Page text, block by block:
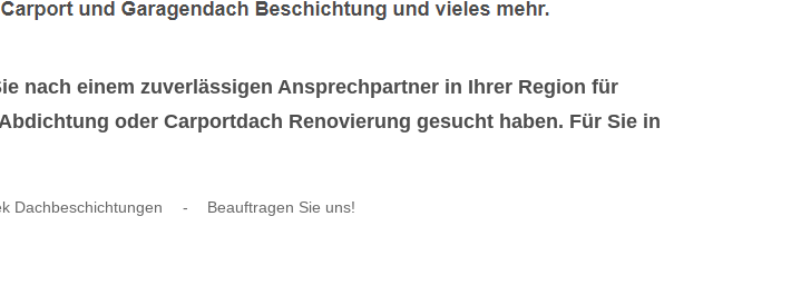
nach einem zuverlässigen Ansprechpartner in Ihrer Region für
oder Carportdach Renovierung gesucht haben. Für Sie in
Dachbeschichtungen - Beauftragen Sie uns!